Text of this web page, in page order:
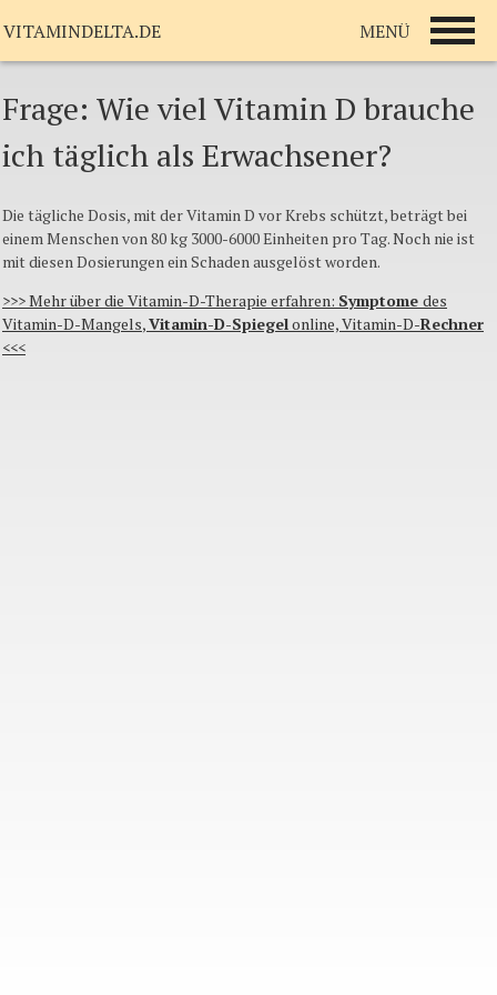
Frage: Wie viel Vitamin D brauche
ich täglich als Erwachsener?
Die tägliche Dosis, mitderVitamin D vorKrebs schützt,beträgtbei
einemMenschenvon 80 kg 3000-6000Einheiten pro Tag.Noch nie ist
mitdiesenDosierungeneinSchadenausgelöstworden.
>>>Mehrüberdie Vitamin-D-Therapie erfahren: Symptome des
Vitamin-D-Mangels,Vitamin-D-Spiegelonline,Vitamin-D-Rechner
<<<
VITAMINDELTA.DE MENÜ